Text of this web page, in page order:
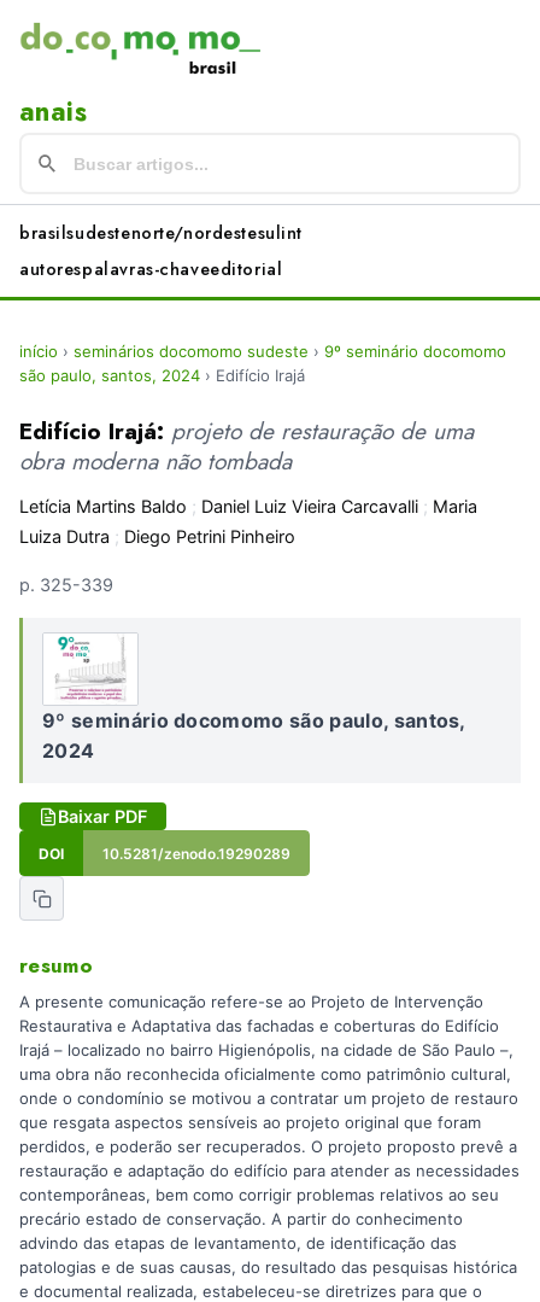
anais
brasilsudestenorte/nordestesulint
autorespalavras-chaveeditorial
início › seminários docomomo sudeste › 9º seminário docomomo
são paulo, santos, 2024 › Edifício Irajá
Edifício Irajá: projeto de restauração de uma
obra moderna não tombada
Letícia Martins Baldo ; Daniel Luiz Vieira Carcavalli ; Maria
Luiza Dutra ; Diego Petrini Pinheiro
p. 325-339
9º seminário docomomo são paulo, santos,
2024
Baixar PDF
DOI 10.5281/zenodo.19290289
resumo
A presente comunicação refere-se ao Projeto de Intervenção
Restaurativa e Adaptativa das fachadas e coberturas do Edifício
Irajá – localizado no bairro Higienópolis, na cidade de São Paulo –,
uma obra não reconhecida oficialmente como patrimônio cultural,
onde o condomínio se motivou a contratar um projeto de restauro
que resgata aspectos sensíveis ao projeto original que foram
perdidos, e poderão ser recuperados. O projeto proposto prevê a
restauração e adaptação do edifício para atender as necessidades
contemporâneas, bem como corrigir problemas relativos ao seu
precário estado de conservação. A partir do conhecimento
advindo das etapas de levantamento, de identificação das
patologias e de suas causas, do resultado das pesquisas histórica
e documental realizada, estabeleceu-se diretrizes para que o